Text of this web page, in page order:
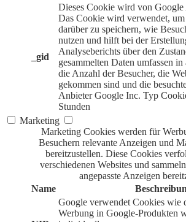
_gid
Dieses Cookie wird von
Das Cookie wird verwendet,
darüber zu speichern, wie
nutzen und hilft bei der
Analyseberichts über den
gesammelten Daten umfassen
die Anzahl der Besucher, die
gekommen sind und die
Anbieter Google Inc. Typ
Stunden
Marketing
Marketing Cookies werden für
Besuchern relevante Anzeigen und
bereitzustellen. Diese Cookies
verschiedenen Websites und
angepasste Anzeigen
Name
Google verwendet Cookies wie
Werbung in Google-Produkten